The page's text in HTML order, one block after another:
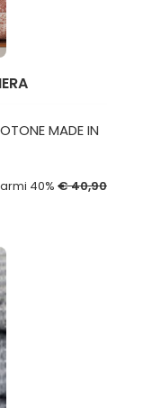
MADE IN
40% € 40,90